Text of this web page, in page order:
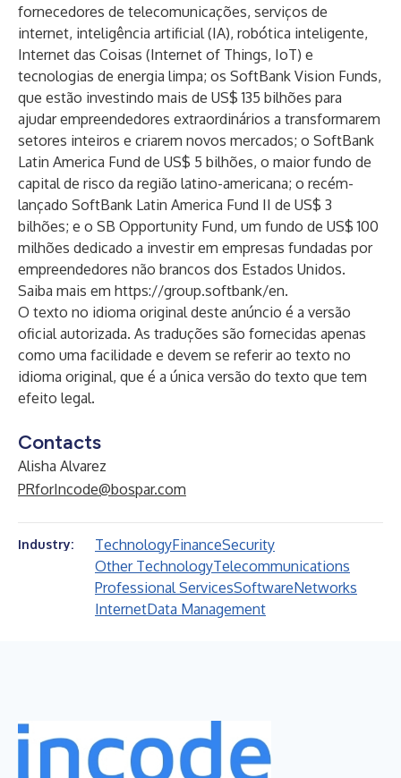
fornecedores de telecomunicações, serviços de
internet, inteligência artificial (IA), robótica inteligente,
Internet das Coisas (Internet of Things, IoT) e
tecnologias de energia limpa; os SoftBank Vision Funds,
que estão investindo mais de US$ 135 bilhões para
ajudar empreendedores extraordinários a transformarem
setores inteiros e criarem novos mercados; o SoftBank
Latin America Fund de US$ 5 bilhões, o maior fundo de
capital de risco da região latino-americana; o recém-
lançado SoftBank Latin America Fund II de US$ 3
bilhões; e o SB Opportunity Fund, um fundo de US$ 100
milhões dedicado a investir em empresas fundadas por
empreendedores não brancos dos Estados Unidos.
Saiba mais em https://group.softbank/en.
O texto no idioma original deste anúncio é a versão
oficial autorizada. As traduções são fornecidas apenas
como uma facilidade e devem se referir ao texto no
idioma original, que é a única versão do texto que tem
efeito legal.
Contacts
Alisha Alvarez
PRforIncode@bospar.com
Industry: TechnologyFinanceSecurity
Other TechnologyTelecommunications
Professional ServicesSoftwareNetworks
InternetData Management